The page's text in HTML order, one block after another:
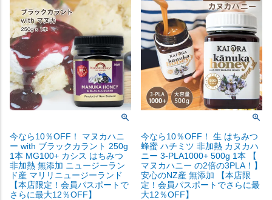
今なら10％OFF！ マヌカハニ
ー with ブラックカラント 250g
1本 MG100+ カシス はちみつ
非加熱 無添加 ニュージーラン
ド産 マリリニュージーランド
【本店限定！会員パスポートで
さらに最大12％OFF】
今なら10％OFF！ 生 はちみつ
蜂蜜 ハチミツ 非加熱 カヌカハ
ニー 3-PLA1000+ 500g 1本 【
マヌカハニー の2倍の3PLA！】
安心のNZ産 無添加 【本店限
定！会員パスポートでさらに最
大12％OFF】